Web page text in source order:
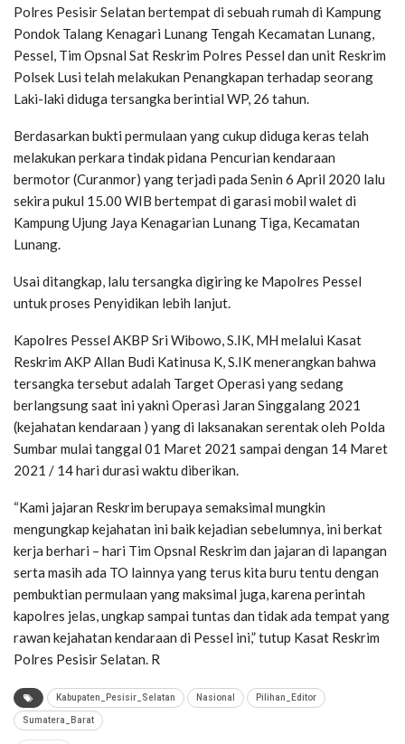
Polres Pesisir Selatan bertempat di sebuah rumah di Kampung
Pondok Talang Kenagari Lunang Tengah Kecamatan Lunang,
Pessel, Tim Opsnal Sat Reskrim Polres Pessel dan unit Reskrim
Polsek Lusi telah melakukan Penangkapan terhadap seorang
Laki-laki diduga tersangka berintial WP, 26 tahun.
Berdasarkan bukti permulaan yang cukup diduga keras telah
melakukan perkara tindak pidana Pencurian kendaraan
bermotor (Curanmor) yang terjadi pada Senin 6 April 2020 lalu
sekira pukul 15.00 WIB bertempat di garasi mobil walet di
Kampung Ujung Jaya Kenagarian Lunang Tiga, Kecamatan
Lunang.
Usai ditangkap, lalu tersangka digiring ke Mapolres Pessel
untuk proses Penyidikan lebih lanjut.
Kapolres Pessel AKBP Sri Wibowo, S.IK, MH melalui Kasat
Reskrim AKP Allan Budi Katinusa K, S.IK menerangkan bahwa
tersangka tersebut adalah Target Operasi yang sedang
berlangsung saat ini yakni Operasi Jaran Singgalang 2021
(kejahatan kendaraan ) yang di laksanakan serentak oleh Polda
Sumbar mulai tanggal 01 Maret 2021 sampai dengan 14 Maret
2021 / 14 hari durasi waktu diberikan.
“Kami jajaran Reskrim berupaya semaksimal mungkin
mengungkap kejahatan ini baik kejadian sebelumnya, ini berkat
kerja berhari – hari Tim Opsnal Reskrim dan jajaran di lapangan
serta masih ada TO lainnya yang terus kita buru tentu dengan
pembuktian permulaan yang maksimal juga, karena perintah
kapolres jelas, ungkap sampai tuntas dan tidak ada tempat yang
rawan kejahatan kendaraan di Pessel ini,” tutup Kasat Reskrim
Polres Pesisir Selatan. R
Kabupaten_Pesisir_Selatan Nasional Pilihan_Editor
Sumatera_Barat